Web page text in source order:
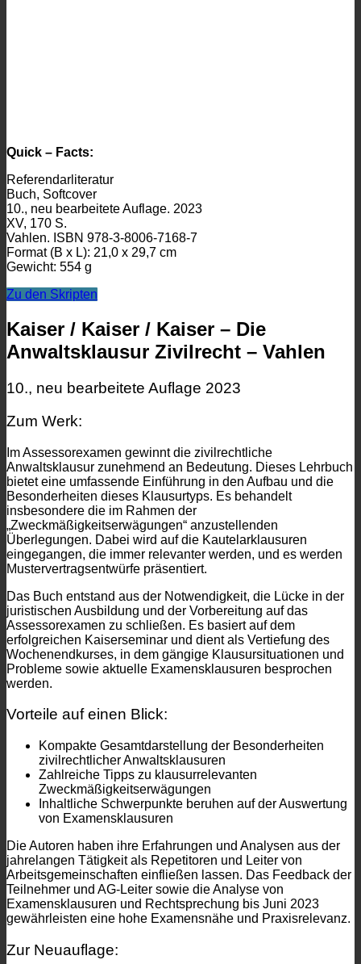
Quick – Facts:
Referendarliteratur
Buch, Softcover
10., neu bearbeitete Auflage. 2023
XV, 170 S.
Vahlen. ISBN 978-3-8006-7168-7
Format (B x L): 21,0 x 29,7 cm
Gewicht: 554 g
Zu den Skripten
Kaiser / Kaiser / Kaiser – Die
Anwaltsklausur Zivilrecht – Vahlen
10., neu bearbeitete Auflage 2023
Zum Werk:
Im Assessorexamen gewinnt die zivilrechtliche
Anwaltsklausur zunehmend an Bedeutung. Dieses Lehrbuch
bietet eine umfassende Einführung in den Aufbau und die
Besonderheiten dieses Klausurtyps. Es behandelt
insbesondere die im Rahmen der
„Zweckmäßigkeitserwägungen“ anzustellenden
Überlegungen. Dabei wird auf die Kautelarklausuren
eingegangen, die immer relevanter werden, und es werden
Mustervertragsentwürfe präsentiert.
Das Buch entstand aus der Notwendigkeit, die Lücke in der
juristischen Ausbildung und der Vorbereitung auf das
Assessorexamen zu schließen. Es basiert auf dem
erfolgreichen Kaiserseminar und dient als Vertiefung des
Wochenendkurses, in dem gängige Klausursituationen und
Probleme sowie aktuelle Examensklausuren besprochen
werden.
Vorteile auf einen Blick:
Kompakte Gesamtdarstellung der Besonderheiten
zivilrechtlicher Anwaltsklausuren
Zahlreiche Tipps zu klausurrelevanten
Zweckmäßigkeitserwägungen
Inhaltliche Schwerpunkte beruhen auf der Auswertung
von Examensklausuren
Die Autoren haben ihre Erfahrungen und Analysen aus der
jahrelangen Tätigkeit als Repetitoren und Leiter von
Arbeitsgemeinschaften einfließen lassen. Das Feedback der
Teilnehmer und AG-Leiter sowie die Analyse von
Examensklausuren und Rechtsprechung bis Juni 2023
gewährleisten eine hohe Examensnähe und Praxisrelevanz.
Zur Neuauflage: